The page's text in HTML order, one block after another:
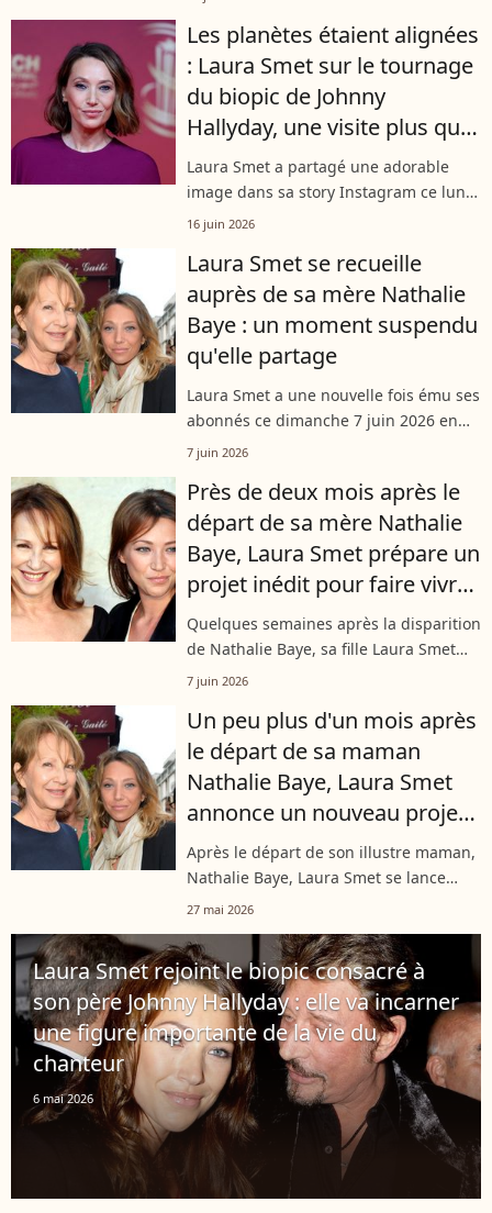
sera rendu à sa mère Nathalie Baye
décédée...
Les planètes étaient alignées
: Laura Smet sur le tournage
du biopic de Johnny
Hallyday, une visite plus que
symbolique
Laura Smet a partagé une adorable
image dans sa story Instagram ce lundi
15 juin. À l'occasion d’une date très
sur un lieu symbolique et a souhaité...
16 juin 2026
Laura Smet se recueille
auprès de sa mère Nathalie
Baye : un moment suspendu
qu'elle partage
Laura Smet a une nouvelle fois ému ses
abonnés ce dimanche 7 juin 2026 en
partageant une image prise dans un
Instagram, la comédienne a publié...
7 juin 2026
Près de deux mois après le
départ de sa mère Nathalie
Baye, Laura Smet prépare un
projet inédit pour faire vivre
son souvenir
Quelques semaines après la disparition
de Nathalie Baye, sa fille Laura Smet
puise dans la création artistique pour
Hallyday a déjà officialisé...
7 juin 2026
Un peu plus d'un mois après
le départ de sa maman
Nathalie Baye, Laura Smet
annonce un nouveau projet
en lien avec elle
Après le départ de son illustre maman,
Nathalie Baye, Laura Smet se lance
dans un défi artistique des plus
The Penelopes pour un morceau
poignant,...
27 mai 2026
Laura Smet rejoint le biopic consacré à
son père Johnny Hallyday : elle va incarner
une figure importante de la vie du
chanteur
6 mai 2026